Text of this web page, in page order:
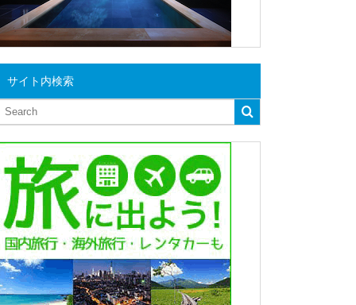
サイト内検索